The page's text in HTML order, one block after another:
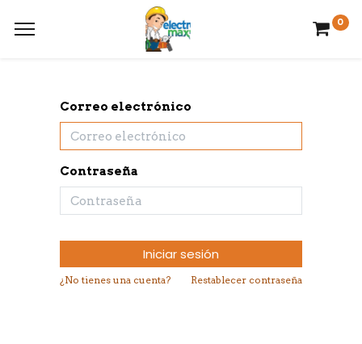
0
Correo electrónico
Contraseña
Iniciar sesión
¿No tienes una cuenta? Restablecer contraseña